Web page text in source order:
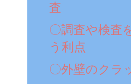
査
〇調査や検査
う利点
〇外壁のクラ